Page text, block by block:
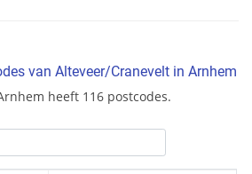
van Alteveer/Cranevelt in Arnhem
heeft 116 postcodes.